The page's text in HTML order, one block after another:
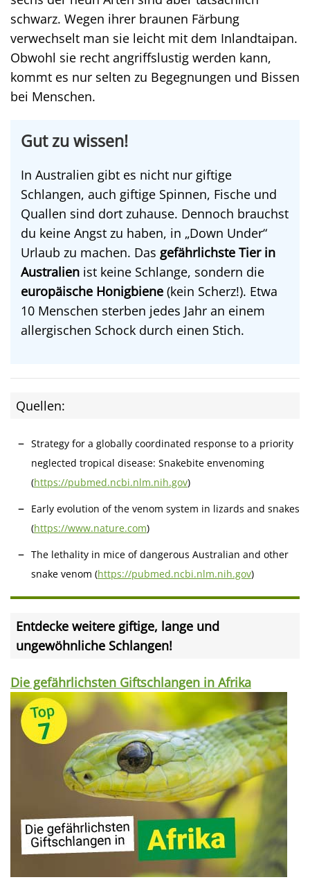
schwarz. Wegen ihrer braunen Färbung
verwechselt man sie leicht mit dem Inlandtaipan.
Obwohl sie recht angriffslustig werden kann,
kommt es nur selten zu Begegnungen und Bissen
bei Menschen.
Gut zu wissen!
In Australien gibt es nicht nur giftige
Schlangen, auch giftige Spinnen, Fische und
Quallen sind dort zuhause. Dennoch brauchst
du keine Angst zu haben, in „Down Under“
Urlaub zu machen. Das gefährlichste Tier in
Australien ist keine Schlange, sondern die
europäische Honigbiene (kein Scherz!). Etwa
10 Menschen sterben jedes Jahr an einem
allergischen Schock durch einen Stich.
Quellen:
Strategy for a globally coordinated response to a priority
neglected tropical disease: Snakebite envenoming
(https://pubmed.ncbi.nlm.nih.gov)
Early evolution of the venom system in lizards and snakes
(https://www.nature.com)
The lethality in mice of dangerous Australian and other
snake venom (https://pubmed.ncbi.nlm.nih.gov)
Entdecke weitere giftige, lange und
ungewöhnliche Schlangen!
Die gefährlichsten Giftschlangen in Afrika